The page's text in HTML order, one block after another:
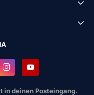
in deinen Posteingang.